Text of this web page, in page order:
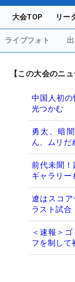
大会TOP リー
ライブフォト
【この大会のニュ
中国人初
光つかむ
勇太、暗
ん、ムリだ
前代未聞
ギャラリー
遼はスコ
ラスト試合
＜速報＞
フを制して